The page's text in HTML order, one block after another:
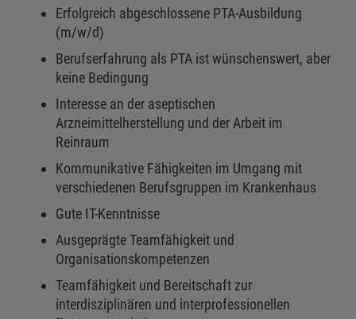
Erfolgreich abgeschlossene PTA-Ausbildung
(m/w/d)
Berufserfahrung als PTA ist wünschenswert, aber
keine Bedingung
Interesse an der aseptischen
Arzneimittelherstellung und der Arbeit im
Reinraum
Kommunikative Fähigkeiten im Umgang mit
verschiedenen Berufsgruppen im Krankenhaus
Gute IT-Kenntnisse
Ausgeprägte Teamfähigkeit und
Organisationskompetenzen
Teamfähigkeit und Bereitschaft zur
interdisziplinären und interprofessionellen